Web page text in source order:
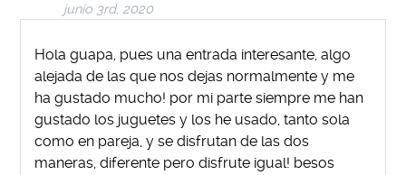
junio 3rd, 2020
Hola guapa, pues una entrada interesante, algo
alejada de las que nos dejas normalmente y me
ha gustado mucho! por mi parte siempre me han
gustado los juguetes y los he usado, tanto sola
como en pareja, y se disfrutan de las dos
maneras, diferente pero disfrute igual! besos